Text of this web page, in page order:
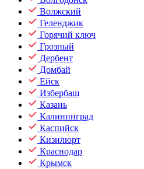
Волжский
Геленджик
Горячий ключ
Грозный
Дербент
Домбай
Ейск
Избербаш
Казань
Калининград
Каспийск
Кизилюрт
Краснодар
Крымск